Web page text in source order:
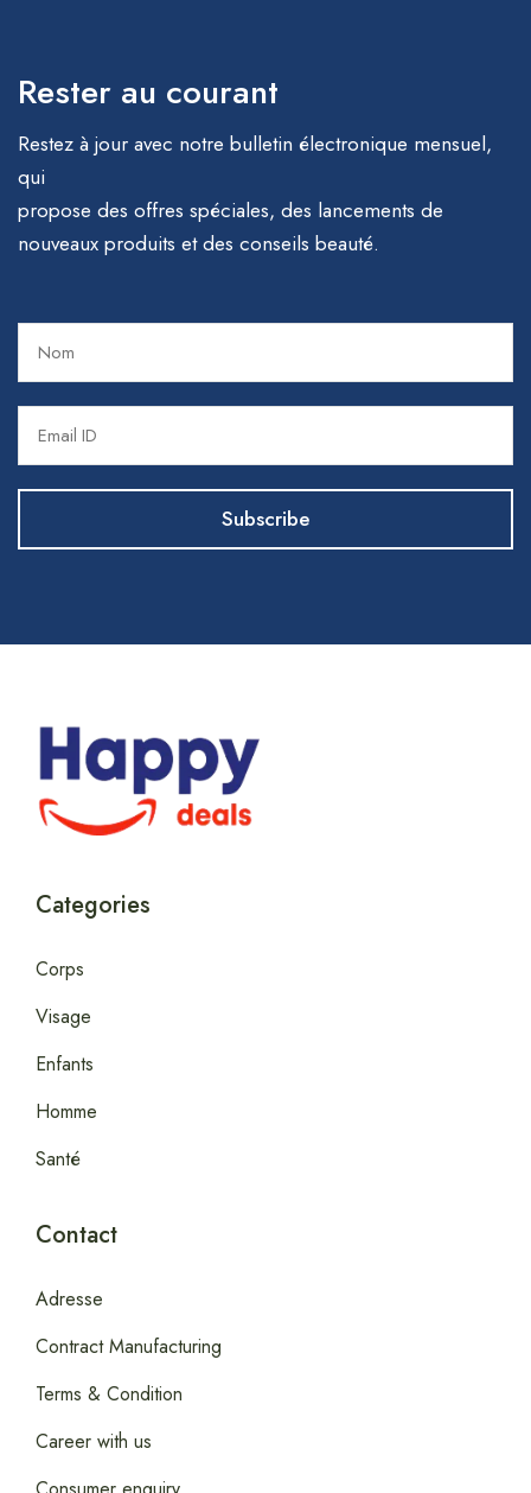
Rester au courant
Restez à jour avec notre bulletin électronique mensuel,
qui
propose des offres spéciales, des lancements de
nouveaux produits et des conseils beauté.
Categories
Corps
Visage
Enfants
Homme
Santé
Contact
Adresse
Contract Manufacturing
Terms & Condition
Career with us